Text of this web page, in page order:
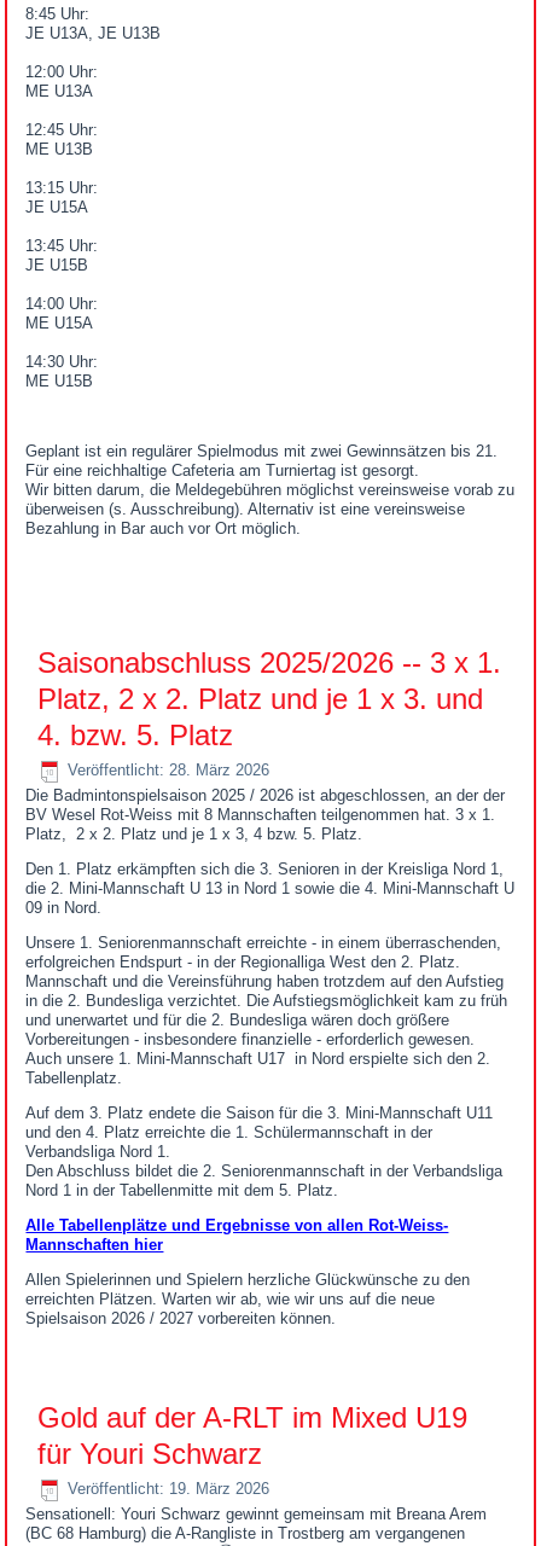
8:45 Uhr:
JE U13A, JE U13B
12:00 Uhr:
ME U13A
12:45 Uhr:
ME U13B
13:15 Uhr:
JE U15A
13:45 Uhr:
JE U15B
14:00 Uhr:
ME U15A
14:30 Uhr:
ME U15B
Geplant ist ein regulärer Spielmodus mit zwei Gewinnsätzen bis 21.
Für eine reichhaltige Cafeteria am Turniertag ist gesorgt.
Wir bitten darum, die Meldegebühren möglichst vereinsweise vorab zu
überweisen (s. Ausschreibung). Alternativ ist eine vereinsweise
Bezahlung in Bar auch vor Ort möglich.
Saisonabschluss 2025/2026 -- 3 x 1.
Platz, 2 x 2. Platz und je 1 x 3. und
4. bzw. 5. Platz
Veröffentlicht: 28. März 2026
Die Badmintonspielsaison 2025 / 2026 ist abgeschlossen, an der der
BV Wesel Rot-Weiss mit 8 Mannschaften teilgenommen hat. 3 x 1.
Platz, 2 x 2. Platz und je 1 x 3, 4 bzw. 5. Platz.
Den 1. Platz erkämpften sich die 3. Senioren in der Kreisliga Nord 1,
die 2. Mini-Mannschaft U 13 in Nord 1 sowie die 4. Mini-Mannschaft U
09 in Nord.
Unsere 1. Seniorenmannschaft erreichte - in einem überraschenden,
erfolgreichen Endspurt - in der Regionalliga West den 2. Platz.
Mannschaft und die Vereinsführung haben trotzdem auf den Aufstieg
in die 2. Bundesliga verzichtet. Die Aufstiegsmöglichkeit kam zu früh
und unerwartet und für die 2. Bundesliga wären doch größere
Vorbereitungen - insbesondere finanzielle - erforderlich gewesen.
Auch unsere 1. Mini-Mannschaft U17 in Nord erspielte sich den 2.
Tabellenplatz.
Auf dem 3. Platz endete die Saison für die 3. Mini-Mannschaft U11
und den 4. Platz erreichte die 1. Schülermannschaft in der
Verbandsliga Nord 1.
Den Abschluss bildet die 2. Seniorenmannschaft in der Verbandsliga
Nord 1 in der Tabellenmitte mit dem 5. Platz.
Alle Tabellenplätze und Ergebnisse von allen Rot-Weiss-
Mannschaften hier
Allen Spielerinnen und Spielern herzliche Glückwünsche zu den
erreichten Plätzen. Warten wir ab, wie wir uns auf die neue
Spielsaison 2026 / 2027 vorbereiten können.
Gold auf der A-RLT im Mixed U19
für Youri Schwarz
Veröffentlicht: 19. März 2026
Sensationell: Youri Schwarz gewinnt gemeinsam mit Breana Arem
(BC 68 Hamburg) die A-Rangliste in Trostberg am vergangenen